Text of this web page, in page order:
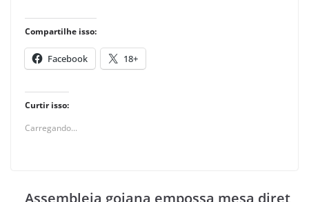
Compartilhe isso:
Facebook 18+
Curtir isso:
Carregando...